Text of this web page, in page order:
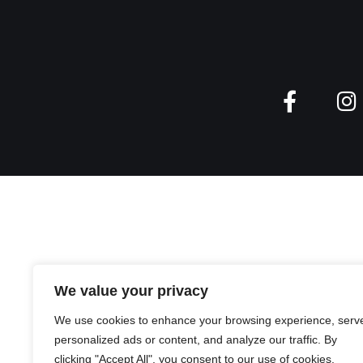
We value your privacy
We use cookies to enhance your browsing experience,
personalized ads or content, and analyze our traffic. By
clicking "Accept All", you consent to our use of cookies.